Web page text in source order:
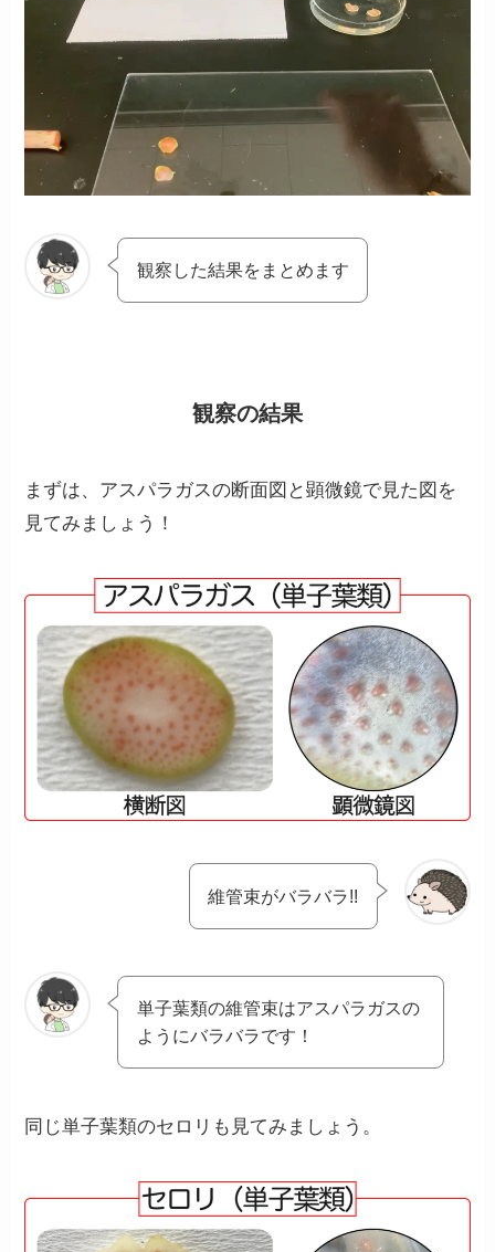
観察した結果をまとめます
観察の結果
まずは、アスパラガスの断面図と顕微鏡で見た図を
見てみましょう！
維管束がバラバラ!!
単子葉類の維管束はアスパラガスの
ようにバラバラです！
同じ単子葉類のセロリも見てみましょう。